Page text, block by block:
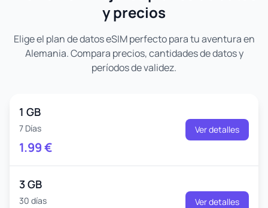
y precios
Elige el plan de datos eSIM perfecto para tu aventura en
Alemania. Compara precios, cantidades de datos y
períodos de validez.
1 GB
7 Días
1.99€
Ver detalles
3 GB
30 días Ver detalles